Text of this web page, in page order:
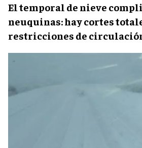
El temporal de nieve
neuquinas: hay cortes
restricciones de